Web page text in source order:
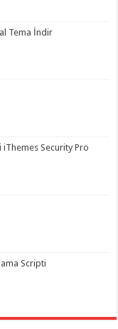
Tema İndir
iThemes Security Pro
Scripti